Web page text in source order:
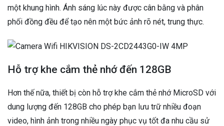
một khung hình. Ánh sáng lúc này được cân bằng và phân
phối đồng đều để tạo nên một bức ảnh rõ nét, trung thực.
Hỗ trợ khe cắm thẻ nhớ đến 128GB
Hơn thế nữa, thiết bị còn hỗ trợ khe cắm thẻ nhớ MicroSD với
dung lượng đến 128GB cho phép bạn lưu trữ nhiều đoạn
video, hình ảnh trong nhiều ngày phục vụ tốt đa nhu cầu sử